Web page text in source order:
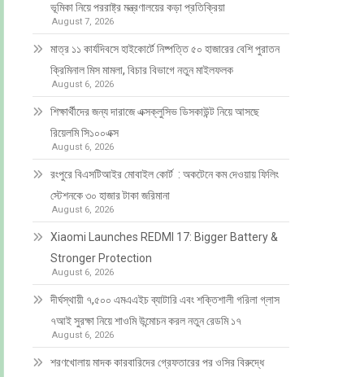
ভূমিকা নিয়ে পররাষ্ট্র মন্ত্রণালয়ের কড়া প্রতিক্রিয়া
August 7, 2026
মাত্র ১১ কার্যদিবসে হাইকোর্টে নিষ্পত্তি ৫০ হাজারের বেশি পুরাতন
ক্রিমিনাল মিস মামলা, বিচার বিভাগে নতুন মাইলফলক
August 6, 2026
শিক্ষার্থীদের জন্য দারাজে এক্সক্লুসিভ ডিসকাউন্ট নিয়ে আসছে
রিয়েলমি সি১০০এক্স
August 6, 2026
রংপুরে বিএসটিআইর মোবাইল কোর্ট : অকটেনে কম দেওয়ায় ফিলিং
স্টেশনকে ৩০ হাজার টাকা জরিমানা
August 6, 2026
Xiaomi Launches REDMI 17: Bigger Battery &
Stronger Protection
August 6, 2026
দীর্ঘস্থায়ী ৭,৫০০ এমএএইচ ব্যাটারি এবং শক্তিশালী গরিলা গ্লাস
৭আই সুরক্ষা নিয়ে শাওমি উন্মোচন করল নতুন রেডমি ১৭
August 6, 2026
শরণখোলায় মাদক কারবারিদের গ্রেফতারের পর ওসির বিরুদ্ধে